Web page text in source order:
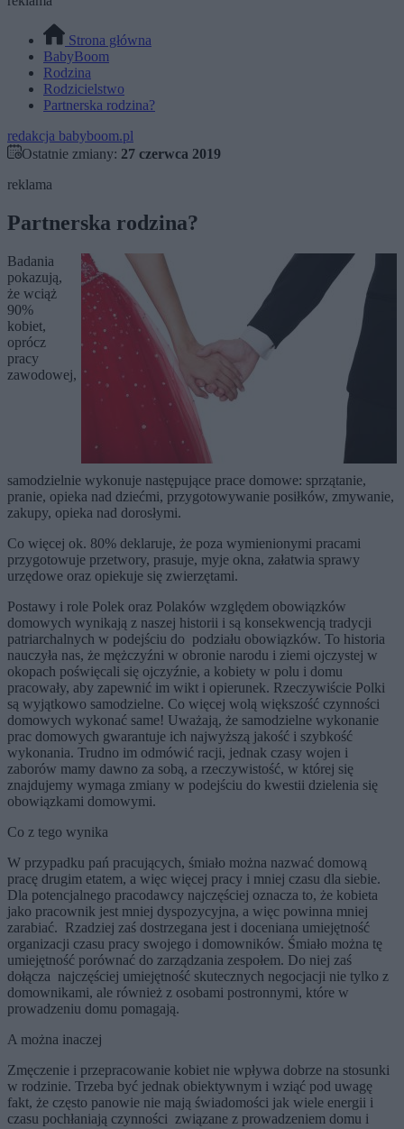
Strona główna
BabyBoom
Rodzina
Rodzicielstwo
Partnerska rodzina?
redakcja babyboom.pl
Ostatnie zmiany: 27 czerwca 2019
reklama
Partnerska rodzina?
Badania
pokazują,
że wciąż
90%
kobiet,
oprócz
pracy
zawodowej,
samodzielnie wykonuje następujące prace domowe: sprzątanie,
pranie, opieka nad dziećmi, przygotowywanie posiłków, zmywanie,
zakupy, opieka nad dorosłymi.
Co więcej ok. 80% deklaruje, że poza wymienionymi pracami
przygotowuje przetwory, prasuje, myje okna, załatwia sprawy
urzędowe oraz opiekuje się zwierzętami.
Postawy i role Polek oraz Polaków względem obowiązków
domowych wynikają z naszej historii i są konsekwencją tradycji
patriarchalnych w podejściu do podziału obowiązków. To historia
nauczyła nas, że mężczyźni w obronie narodu i ziemi ojczystej w
okopach poświęcali się ojczyźnie, a kobiety w polu i domu
pracowały, aby zapewnić im wikt i opierunek. Rzeczywiście Polki
są wyjątkowo samodzielne. Co więcej wolą większość czynności
domowych wykonać same! Uważają, że samodzielne wykonanie
prac domowych gwarantuje ich najwyższą jakość i szybkość
wykonania. Trudno im odmówić racji, jednak czasy wojen i
zaborów mamy dawno za sobą, a rzeczywistość, w której się
znajdujemy wymaga zmiany w podejściu do kwestii dzielenia się
obowiązkami domowymi.
Co z tego wynika
W przypadku pań pracujących, śmiało można nazwać domową
pracę drugim etatem, a więc więcej pracy i mniej czasu dla siebie.
Dla potencjalnego pracodawcy najczęściej oznacza to, że kobieta
jako pracownik jest mniej dyspozycyjna, a więc powinna mniej
zarabiać. Rzadziej zaś dostrzegana jest i doceniana umiejętność
organizacji czasu pracy swojego i domowników. Śmiało można tę
umiejętność porównać do zarządzania zespołem. Do niej zaś
dołącza najczęściej umiejętność skutecznych negocjacji nie tylko z
domownikami, ale również z osobami postronnymi, które w
prowadzeniu domu pomagają.
A można inaczej
Zmęczenie i przepracowanie kobiet nie wpływa dobrze na stosunki
w rodzinie. Trzeba być jednak obiektywnym i wziąć pod uwagę
fakt, że często panowie nie mają świadomości jak wiele energii i
czasu pochłaniają czynności związane z prowadzeniem domu i